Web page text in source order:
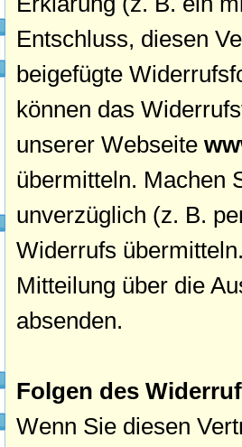
Entschluss, diesen
beigefügte
können das
unserer Webseite
übermitteln. Machen
unverzüglich (z. B.
Widerrufs
Mitteilung über die
absenden.
Folgen des
Wenn Sie diesen